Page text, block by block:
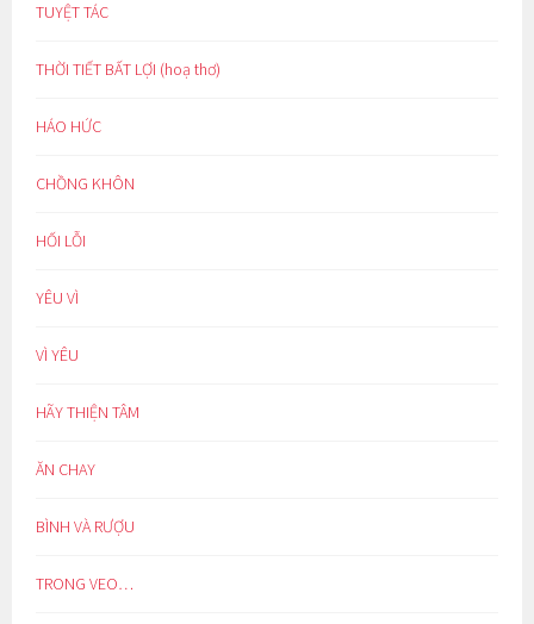
TUYỆT TÁC
THỜI TIẾT BẤT LỢI (hoạ thơ)
HÁO HỨC
CHỒNG KHÔN
HỐI LỖI
YÊU VÌ
VÌ YÊU
HÃY THIỆN TÂM
ĂN CHAY
BÌNH VÀ RƯỢU
TRONG VEO…